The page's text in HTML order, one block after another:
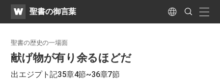
WATV聖書の御言葉 Language
Search
Submit
聖書の歴史の一場面
献げ物が有り余るほどだ
出エジプト記35章4節~36章7節